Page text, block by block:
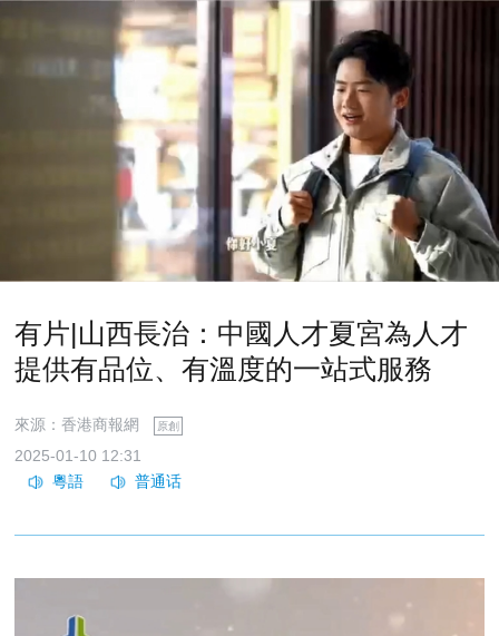
有片|山西長治：中國人才夏宮為人才
提供有品位、有溫度的一站式服務
來源：香港商報網 原創
2025-01-10 12:31